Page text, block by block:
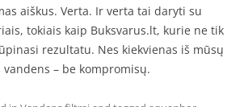
aiškus. Verta. Ir verta tai daryti su
tokiais kaip Buksvarus.lt, kurie ne tik
rezultatu. Nes kiekvienas iš mūsų
– be kompromisų.